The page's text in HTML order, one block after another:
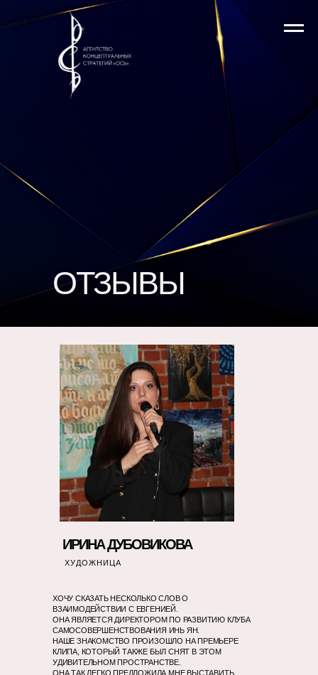
ОТЗЫВЫ
ХОЧУ СКАЗАТЬ НЕСКОЛЬКО СЛОВ О
ВЗАИМОДЕЙСТВИИ С ЕВГЕНИЕЙ.
ОНА ЯВЛЯЕТСЯ ДИРЕКТОРОМ ПО РАЗВИТИЮ КЛУБА
САМОСОВЕРШЕНСТВОВАНИЯ ИНЬ ЯН.
НАШЕ ЗНАКОМСТВО ПРОИЗОШЛО НА ПРЕМЬЕРЕ
КЛИПА, КОТОРЫЙ ТАКЖЕ БЫЛ СНЯТ В ЭТОМ
УДИВИТЕЛЬНОМ ПРОСТРАНСТВЕ.
ОНА ТАК ЛЕГКО ПРЕДЛОЖИЛА МНЕ ВЫСТАВИТЬ
ХУДОЖНИЦА
ИРИНА ДУБОВИКОВА